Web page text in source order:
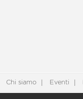
Chi siamo Eventi